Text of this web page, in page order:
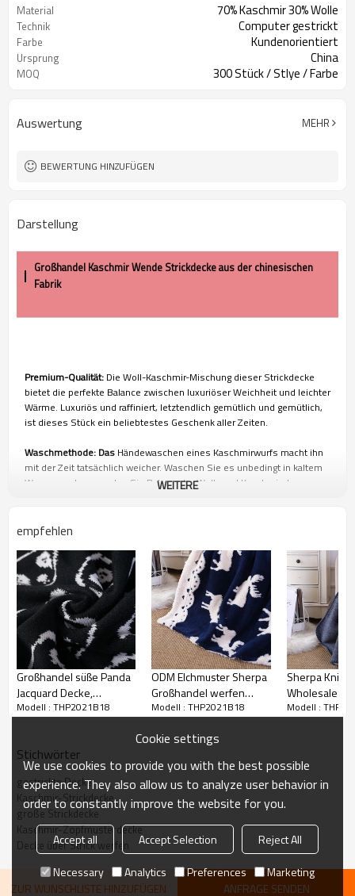
Material 70% Kaschmir 30% Wolle
Technik Computer gestrickt
Farbe Kundenorientiert
Ursprung China
MOQ 300 Stück / Stlye / Farbe
Auswertung MEHR
BEWERTUNG HINZUFÜGEN
Darstellung
Großhandel Kaschmir Wende Strickdecke aus der chinesischen
Fabrik
Premium-Qualität: Die Woll-Kaschmir-Mischung dieser Strickdecke
bietet die perfekte Balance zwischen luxuriöser Weichheit und leichter
Wärme. Luxuriös und raffiniert, letztendlich gemütlich und gemütlich,
ist dieses Stück ein beliebtestes Geschenk aller Zeiten.
Waschmethode: Das Händewaschen eines Kaschmirwurfs macht ihn
mit der Zeit tatsächlich weicher. Waschen Sie es unbedingt in kaltem
Wasser und verwenden Sie Baby- oder Woll- und Kaschmirshampoo,
100%Zufriedenheit garantiert: Kundenzufriedenheit ist für uns von
größter Bedeutung. Wir sind zuversichtlich, dass Sie unsere Produkte
lieben werden, aber wenn Sie nicht 100% zufrieden sind, wird unser
Kundendienstteam mit Ihnen zusammenarbeiten, um alles richtig zu
machen!
Produktname
Großhandel Kaschmir Wende
Strickdecke aus der chinesischen
Fabrik
WEITERE
empfehlen
Großhandel süße Panda
Jacquard Decke,
doppelseitig, aus
Modell : THP2021B18
ODM Elchmuster Sherpa
Großhandel werfen
reversible warme
Decke
Modell : THP2021B18
Sherpa
Wholesale
Throw für
Modell :
Stichwörter
gestrickte Decke
Kaschmir-Strickdecke
große Strickdecke
Kaschmir-Zopfmusterdecke
Decke über Strick werfen
ZUR WUNSCHLISTE HINZUFÜGEN ANFRAGE SENDEN
Cookie settings
We use cookies to provide you with the best possible
experience. They also allow us to analyze user behavior in
order to constantly improve the website for you.
Accept all Accept Selection
Reject All
Necessary
Analytics Preferences Marketing